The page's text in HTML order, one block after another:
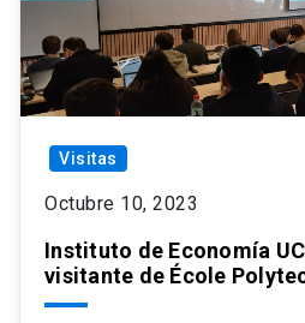
Visitas
Octubre 10, 2023
Instituto de Economía
visitante de École